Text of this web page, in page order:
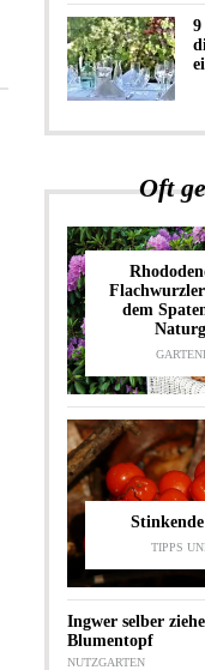
9
Oft
dem
TIPPS
Ingwer selber
Blumentopf
NUTZGARTEN